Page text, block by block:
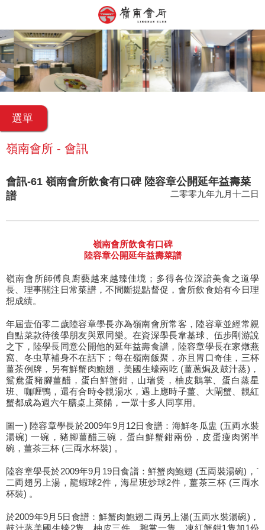
選單
嶺南會所 - 會訊
會訊-61 嶺南會所飲食有口碑 陸容章公開延年益壽菜
譜
二零零九年九月十二日
嶺南會所飲食有口碑
陸容章公開延年益壽菜譜
嶺南會所師傅良廚藝越來越臻佳境；多得各位深諳美食之道學
長、理事關注日常菜譜，不間斷提點督促，會所飲食始有今日理
想成績。
年屆壹佰零二歲陸容章學長亦為嶺南會所常客，陸容章並經常親
自點菜款待後學朋友與眾同樂。在資深學長韋基球、伍步剛游說
之下，陸學長同意公開他的延年益壽食譜，陸容章學長在家燉燕
窩、冬虫草補身不在話下；每在嶺南飯聚，亦且胃口奇佳，三杯
薑茶例牌，另有鮮蟹肉鮑翅，美國生蠔兩吃 (薑蔥焗及鼓汁蒸)，
鴛鴦蛋豬腳薑醋，蛋白鮮蟹鉗，山瑞煲，柚皮鵝掌、蛋白蒸星
班、咖喱鴨，還有合時令靚湯水，遇上應時子薑、大閘蟹、靚紅
蟹都成為週六午膳桌上菜餚，一眾十多人同享用。
圖一) 陸容章學長於2009年9月12日食譜：海鮮冬瓜盅 (五両水裝
湯碗) 一碗，豬腳薑醋三碗，蛋白鮮蟹鉗兩份，皮蛋瘦肉粥半
碗，薑茶三杯 (三両水杯裝) 。
陸容章學長於2009年9月19日食譜：鮮蟹肉鮑翅 (五両裝湯碗)，`
二両翅另上湯，龍蝦球2件，海星班炒球2件，薑茶三杯 (三両水
杯裝) 。
於2009年9月5日食譜：鮮蟹肉鮑翅二両另上湯(五両水裝湯碗)，
鼓汁蒸美國生蠔2隻，柚皮三件，鵝掌一隻，凍紅蟹鉗1隻加1份